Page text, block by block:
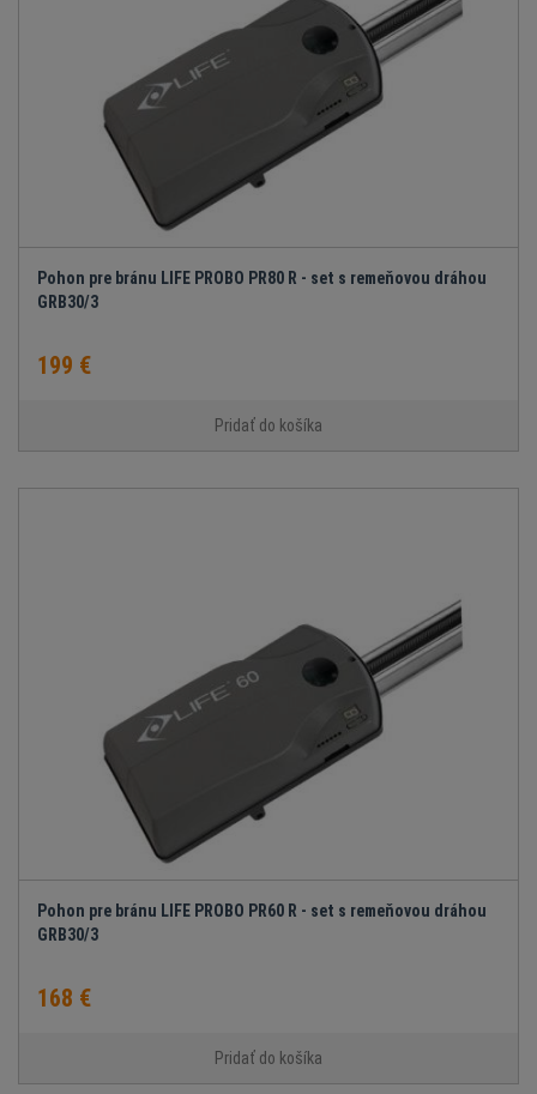
Pohon pre bránu LIFE PROBO PR80 R - set s remeňovou dráhou
GRB30/3
199 €
Pridať do košíka
Pohon pre bránu LIFE PROBO PR60 R - set s remeňovou dráhou
GRB30/3
168 €
Pridať do košíka